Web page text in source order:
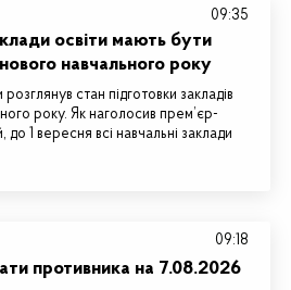
освіти мають бути
навчального року
розглянув стан підготовки закладів
року. Як наголосив прем’єр-
до 1 вересня всі навчальні заклади
09:35
противника на 7.08.2026
09:18